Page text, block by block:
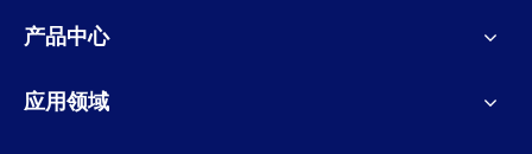
产品中心
应用领域